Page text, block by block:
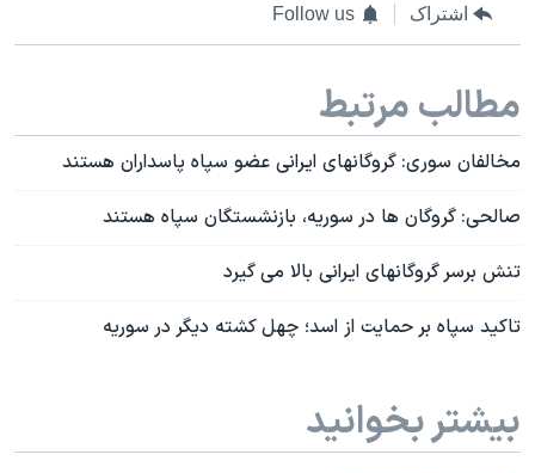
اشتراک Follow us
مطالب مرتبط
مخالفان سوری: گروگانهای ایرانی عضو سپاه پاسداران هستند
صالحی: گروگان ها در سوریه، بازنشستگان سپاه هستند
تنش برسر گروگانهای ایرانی بالا می گیرد
تاکید سپاه بر حمایت از اسد؛ چهل کشته دیگر در سوریه
بیشتر بخوانید